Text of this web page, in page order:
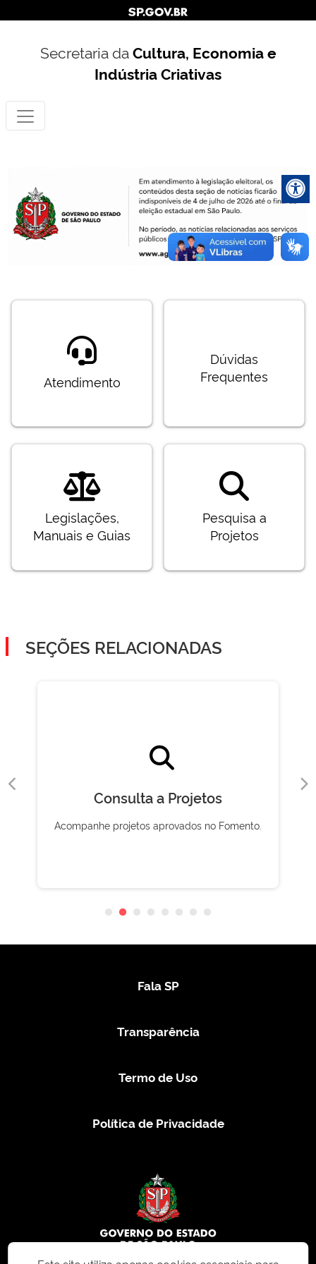
Secretaria daCultura, Economia e
Indústria Criativas
Atendimento
Dúvidas
Frequentes
Legislações,
Manuais e Guias
Pesquisa a
Projetos
SEÇÕES RELACIONADAS
Consulta a Projetos
Acompanhe projetos aprovados no Fomento.
Fala SP
Transparência
Termo de Uso
Política de Privacidade